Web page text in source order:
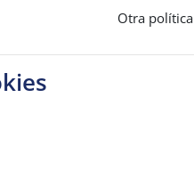
Otra política